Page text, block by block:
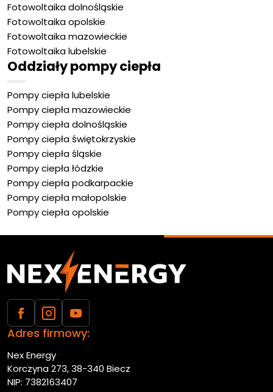
Fotowoltaika dolnośląskie
Fotowoltaika opolskie
Fotowoltaika mazowieckie
Fotowoltaika lubelskie
Oddziały pompy ciepła
Pompy ciepła lubelskie
Pompy ciepła mazowieckie
Pompy ciepła dolnośląskie
Pompy ciepła świętokrzyskie
Pompy ciepła śląskie
Pompy ciepła łódzkie
Pompy ciepła podkarpackie
Pompy ciepła małopolskie
Pompy ciepła opolskie
Adres firmowy:
Nex Energy
Korczyna 273, 38-340 Biecz
NIP: 7382163407